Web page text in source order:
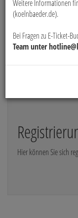
E-Mail:*
Passwort:*
Hier können Sie sich
Weitere Informationen
(koelnbaeder.de).
Bei Fragen zu E-Ticket-
Team unter